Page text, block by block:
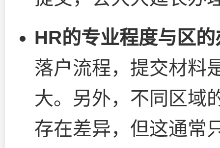
HR的专业程度与区
落户流程，提交材料
大。另外，不同区域
存在差异，但这通常